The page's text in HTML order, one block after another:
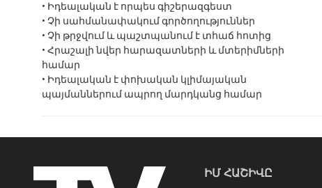
• Իդեալական է որպես գիշերազգեստ
• Չի սահմանափակում գործողություններ
• Չի թրջվում և պաշտպանում է տհաճ հոտից
• Հրաշալի նվեր հարազատների և մտերիմների
համար
• Իդեալական է փոխական կլիմայական
պայմաններում ապրող մարդկանց համար
ԻՄ ՀԱՇԻՎԸ